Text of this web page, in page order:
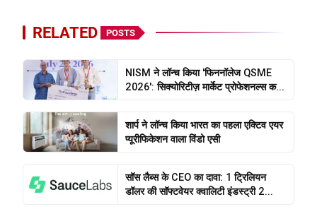
RELATED POSTS
NISM ने लॉन्च किया 'फिननॉलेज QSME
2026': सिक्योरिटीज़ मार्केट प्रोफेशनल्स क...
शार्प ने लॉन्च किया भारत का पहला एक्टिव एयर
प्यूरीफिकेशन वाला विंडो एसी
सॉस लैब्स के CEO का दावा: 1 ट्रिलियन
डॉलर की सॉफ्टवेयर क्वालिटी इंडस्ट्री 2...